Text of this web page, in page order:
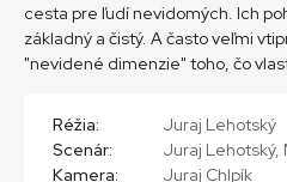
cesta pre ľudí nevidomých. Ich
základný a čistý. A často veľmi
"nevidené dimenzie" toho, čo
Réžia:
Juraj Lehotský
Scenár:
Juraj Lehotský,
Kamera:
Juraj Chlpík